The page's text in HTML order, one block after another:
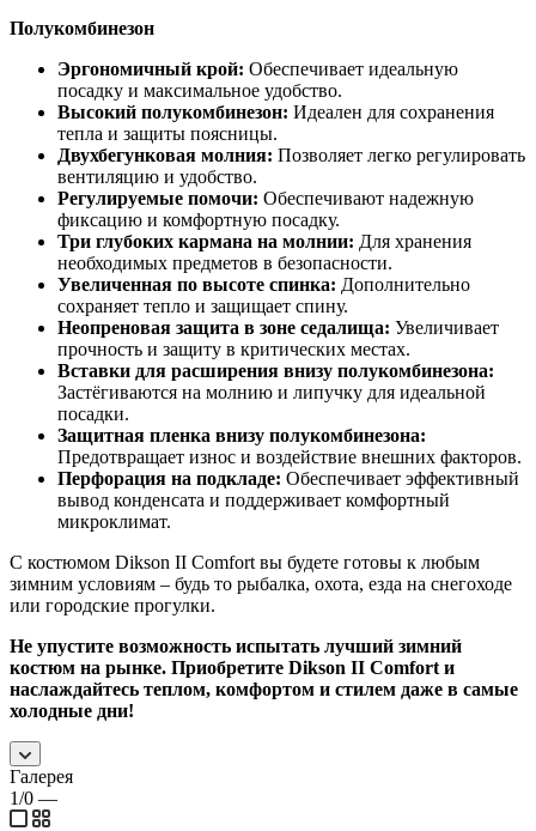
Полукомбинезон
Эргономичный крой: Обеспечивает идеальную
посадку и максимальное удобство.
Высокий полукомбинезон: Идеален для сохранения
тепла и защиты поясницы.
Двухбегунковая молния: Позволяет легко регулировать
вентиляцию и удобство.
Регулируемые помочи: Обеспечивают надежную
фиксацию и комфортную посадку.
Три глубоких кармана на молнии: Для хранения
необходимых предметов в безопасности.
Увеличенная по высоте спинка: Дополнительно
сохраняет тепло и защищает спину.
Неопреновая защита в зоне седалища: Увеличивает
прочность и защиту в критических местах.
Вставки для расширения внизу полукомбинезона:
Застёгиваются на молнию и липучку для идеальной
посадки.
Защитная пленка внизу полукомбинезона:
Предотвращает износ и воздействие внешних факторов.
Перфорация на подкладе: Обеспечивает эффективный
вывод конденсата и поддерживает комфортный
микроклимат.
С костюмом Dikson II Comfort вы будете готовы к любым
зимним условиям – будь то рыбалка, охота, езда на снегоходе
или городские прогулки.
Не упустите возможность испытать лучший зимний
костюм на рынке. Приобретите Dikson II Comfort и
наслаждайтесь теплом, комфортом и стилем даже в самые
холодные дни!
Галерея
1/0 —